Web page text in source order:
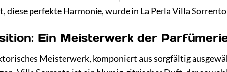
diese perfekte Harmonie, wurde in La Perla Villa
Ein Meisterwerk der
Meisterwerk, komponiert aus sorgfältig